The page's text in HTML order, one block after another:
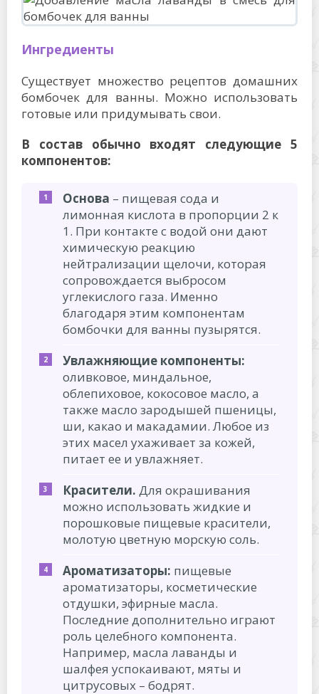
Ингредиенты
Существует множество рецептов домашних
бомбочек для ванны. Можно использовать
готовые или придумывать свои.
В состав обычно входят следующие 5
компонентов:
Основа – пищевая сода и
лимонная кислота в пропорции 2 к
1. При контакте с водой они дают
химическую реакцию
нейтрализации щелочи, которая
сопровождается выбросом
углекислого газа. Именно
благодаря этим компонентам
бомбочки для ванны пузырятся.
Увлажняющие компоненты:
оливковое, миндальное,
облепиховое, кокосовое масло, а
также масло зародышей пшеницы,
ши, какао и макадамии. Любое из
этих масел ухаживает за кожей,
питает ее и увлажняет.
Красители. Для окрашивания
можно использовать жидкие и
порошковые пищевые красители,
молотую цветную морскую соль.
Ароматизаторы: пищевые
ароматизаторы, косметические
отдушки, эфирные масла.
Последние дополнительно играют
роль целебного компонента.
Например, масла лаванды и
шалфея успокаивают, мяты и
цитрусовых – бодрят.